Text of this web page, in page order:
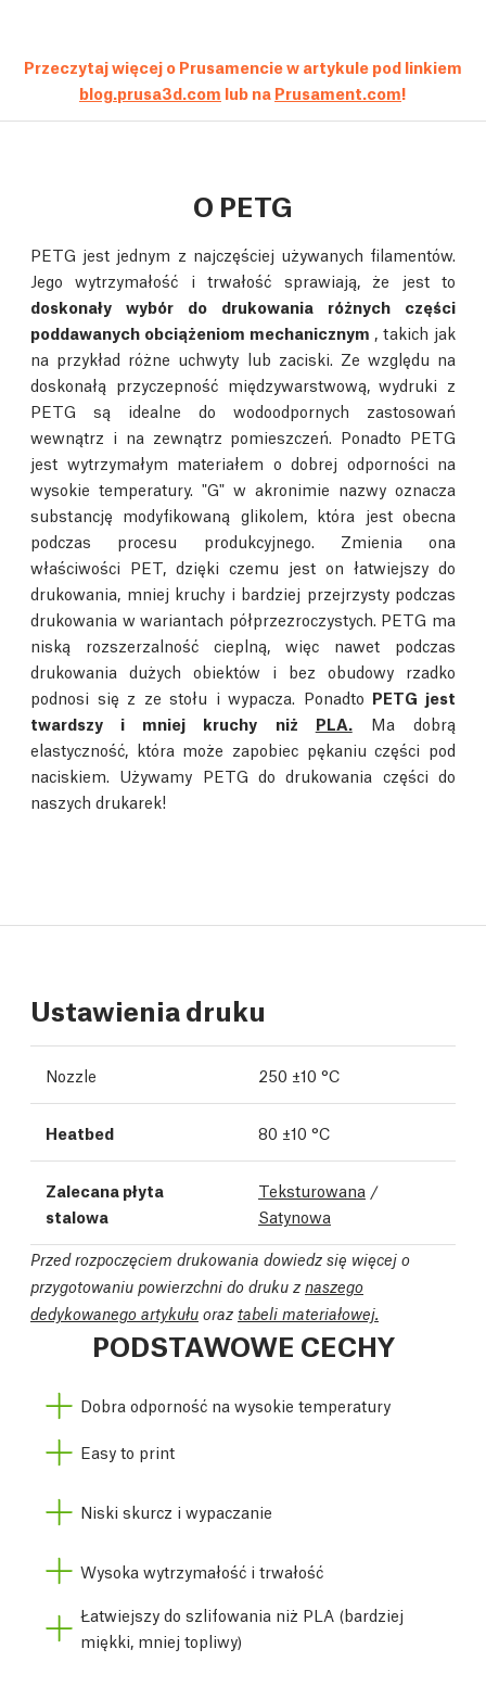
Przeczytaj więcej o Prusamencie w artykule pod linkiem
blog.prusa3d.com lub na Prusament.com!
O PETG
PETG jest jednym z najczęściej używanych filamentów.
Jego wytrzymałość i trwałość sprawiają, że jest to
doskonały wybór do drukowania różnych części
poddawanych obciążeniom mechanicznym , takich jak
na przykład różne uchwyty lub zaciski. Ze względu na
doskonałą przyczepność międzywarstwową, wydruki z
PETG są idealne do wodoodpornych zastosowań
wewnątrz i na zewnątrz pomieszczeń. Ponadto PETG
jest wytrzymałym materiałem o dobrej odporności na
wysokie temperatury. "G" w akronimie nazwy oznacza
substancję modyfikowaną glikolem, która jest obecna
podczas procesu produkcyjnego. Zmienia ona
właściwości PET, dzięki czemu jest on łatwiejszy do
drukowania, mniej kruchy i bardziej przejrzysty podczas
drukowania w wariantach półprzezroczystych. PETG ma
niską rozszerzalność cieplną, więc nawet podczas
drukowania dużych obiektów i bez obudowy rzadko
podnosi się z ze stołu i wypacza. Ponadto PETG jest
twardszy i mniej kruchy niż PLA.Ma dobrą
elastyczność, która może zapobiec pękaniu części pod
naciskiem. Używamy PETG do drukowania części do
naszych drukarek!
Ustawienia druku
Nozzle 250 ±10 °C
Heatbed 80 ±10 °C
Zalecana płyta
stalowa
Teksturowana /
Satynowa
Przed rozpoczęciem drukowania dowiedz się więcej o
przygotowaniu powierzchni do druku z naszego
dedykowanego artykułu oraz tabeli materiałowej.
PODSTAWOWE CECHY
Dobra odporność na wysokie temperatury
Easy to print
Niski skurcz i wypaczanie
Wysoka wytrzymałość i trwałość
Łatwiejszy do szlifowania niż PLA (bardziej
miękki, mniej topliwy)